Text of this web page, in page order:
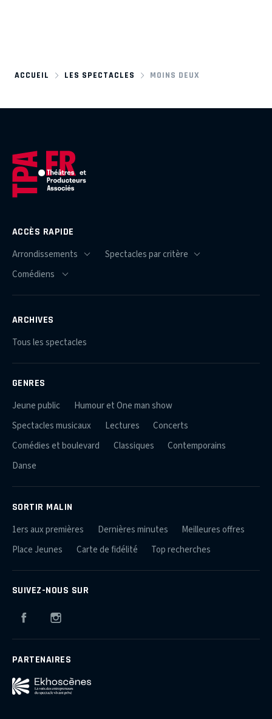
ACCUEIL LES SPECTACLES MOINS DEUX
ACCÈS RAPIDE
ARCHIVES
Tous les spectacles
GENRES
Jeune public
Humour et One man show
Spectacles musicaux
Lectures
Concerts
Comédies et boulevard
Classiques
Contemporains
Danse
SORTIR MALIN
1ers aux premières Dernières minutes
Meilleures offres
Place Jeunes
Carte de fidélité Top recherches
SUIVEZ-NOUS SUR
Facebook
PARTENAIRES